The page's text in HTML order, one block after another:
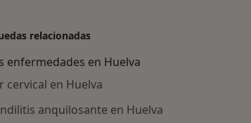
relacionadas
enfermedades en Huelva
cervical en Huelva
anquilosante en Huelva